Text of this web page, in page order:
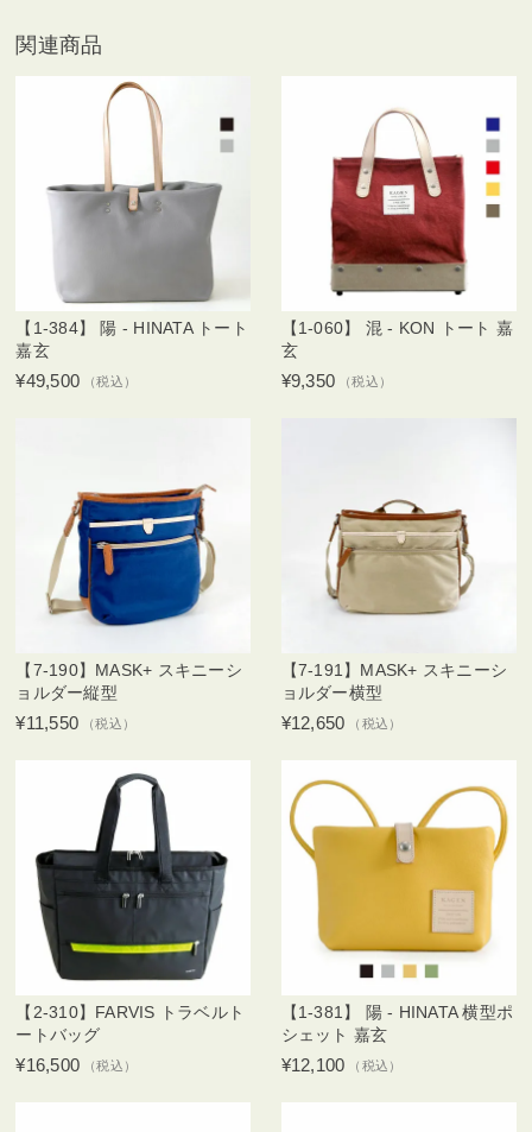
関連商品
【1-384】 陽 - HINATA トート
嘉玄
¥49,500 （税込）
【1-060】 混 - KON トート 嘉
玄
¥9,350 （税込）
【7-190】MASK+ スキニーシ
ョルダー縦型
¥11,550 （税込）
【7-191】MASK+ スキニーシ
ョルダー横型
¥12,650 （税込）
【2-310】FARVIS トラベルト
ートバッグ
¥16,500 （税込）
【1-381】 陽 - HINATA 横型ポ
シェット 嘉玄
¥12,100 （税込）